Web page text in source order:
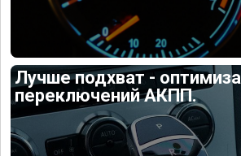
Лучше подхват -
переключений АКПП.